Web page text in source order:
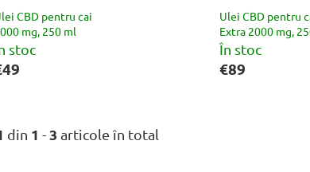
CBD pentru cai
mg, 250 ml
stoc
Ulei CBD pentru
Extra 2000 mg,
În stoc
€89
din 1 -3 articole în total